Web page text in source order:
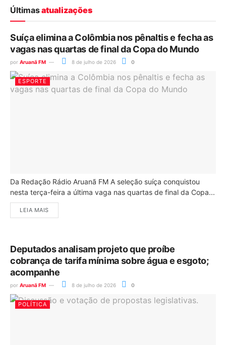
Últimasatualizações
Suíça elimina a Colômbia nos pênaltis e fecha as
vagas nas quartas de final da Copa do Mundo
por Aruanã FM 8 de julho de 2026 0
ESPORTE
Da Redação Rádio Aruanã FM A seleção suíça conquistou
nesta terça-feira a última vaga nas quartas de final da Copa...
LEIA MAIS
Deputados analisam projeto que proíbe
cobrança de tarifa mínima sobre água e esgoto;
acompanhe
por Aruanã FM 8 de julho de 2026 0
POLÍTICA